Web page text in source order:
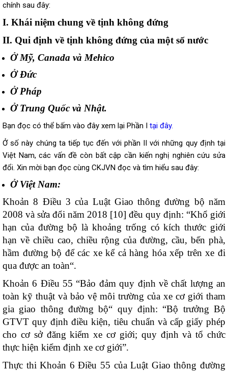
chính sau đây:
I. Khái niệm chung về tịnh không đứng
II. Qui định về tịnh không đứng của một số nước
Ở Mỹ, Canada và Mehico
Ở Đức
Ở Pháp
Ở Trung Quốc và Nhật.
Bạn đọc có thể bấm vào đây xem lại Phần I tại đây.
Ở số này chúng ta tiếp tục đến với phần II với những quy định tại
Việt Nam, các vấn đề còn bất cập cần kiến nghị nghiên cứu sửa
đổi. Xin mời bạn đọc cùng CKJVN đọc và tìm hiểu sau đây:
Ở Việt Nam:
Khoản8 Điều 3 của Luật Giao thông đường bộ năm
2008 và sửa đổi năm 2018 [10] đều quy định: “Khổ giới
hạn của đường bộ là khoảng trống có kích thước giới
hạn về chiều cao, chiều rộng của đường, cầu, bến phà,
hầm đường bộ đểcác xe kể cả hàng hóa xếp trên xe đi
qua được an toàn“.
Khoản 6 Điều 55 “Bảo đảm quy định về chất lượng an
toàn kỹ thuật và bảo vệ môi trường của xe cơ giới tham
gia giao thông đường bộ“ quy định: “Bộ trưởng Bộ
GTVT quy định điều kiện, tiêu chuẩn và cấp giấy phép
cho cơ sở đăng kiểm xe cơ giới; quy định và tổ chức
thực hiện kiểm định xe cơ giới”.
Thực thi Khoản 6 Điều 55 của Luật Giao thông đường